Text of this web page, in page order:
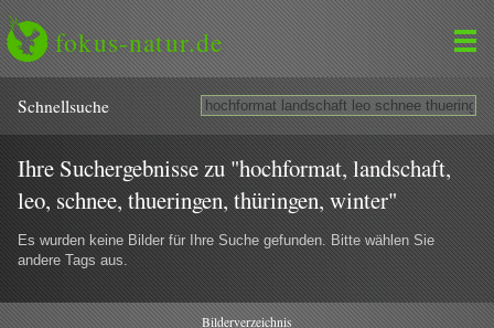
fokus-natur.de
Schnell­suche
Ihre Suchergebnisse zu "hochformat, landschaft,
leo, schnee, thueringen, thüringen, winter"
Es wurden keine Bilder für Ihre Suche gefunden. Bitte wählen Sie
andere Tags aus.
Bilderverzeichnis